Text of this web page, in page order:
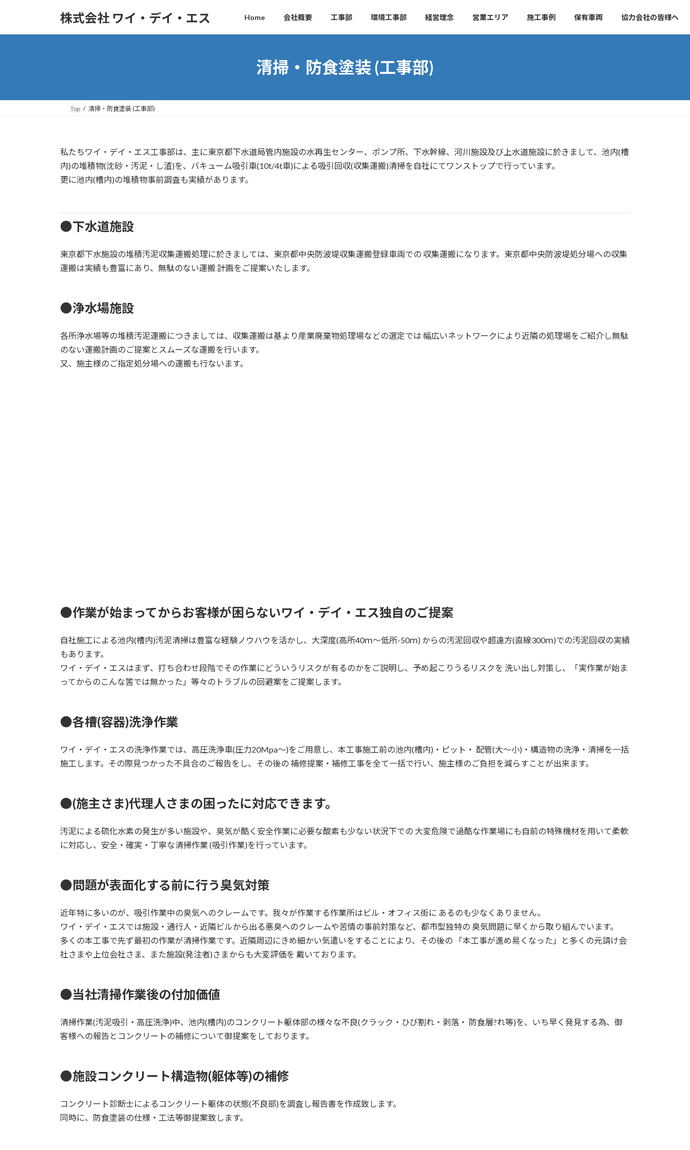
株式会社 ワイ・デイ・エス Home 会社概要 工事部 環境工事部 経営理念 営業エリア 施工事例 保有車両 協力会社の皆様へ
清掃・防食塗装 (工事部)
Top 清掃・防食塗装 (工事部)
私たちワイ・デイ・エス工事部は、主に東京都下水道局管内施設の水再生センター、ポンプ所、下水幹線、河川施設及び上水道施設に於きまして、池内(槽
内)の堆積物(沈砂・汚泥・し渣)を、バキューム吸引車(10t/4t車)による吸引回収(収集運搬)清掃を自社にてワンストップで行っています。
更に池内(槽内)の堆積物事前調査も実績があります。
●下水道施設
東京都下水施設の堆積汚泥収集運搬処理に於きましては、東京都中央防波堤収集運搬登録車両での 収集運搬になります。東京都中央防波堤処分場への収集
運搬は実績も豊富にあり、無駄のない運搬 計画をご提案いたします。
●浄水場施設
各所浄水場等の堆積汚泥運搬につきましては、収集運搬は基より産業廃棄物処理場などの選定では 幅広いネットワークにより近隣の処理場をご紹介し無駄
のない運搬計画のご提案とスムーズな運搬を行います。
又、施主様のご指定処分場への運搬も行ないます。
●作業が始まってからお客様が困らないワイ・デイ・エス独自のご提案
自社施工による池内(槽内)汚泥清掃は豊富な経験ノウハウを活かし、大深度(高所40ｍ～低所-50ｍ) からの汚泥回収や超遠方(直線300ｍ)での汚泥回収の実績
もあります。
ワイ・デイ・エスはまず、打ち合わせ段階でその作業にどういうリスクが有るのかをご説明し、予め起こりうるリスクを 洗い出し対策し、「実作業が始ま
ってからのこんな筈では無かった」等々のトラブルの回避案をご提案します。
●各槽(容器)洗浄作業
ワイ・デイ・エスの洗浄作業では、高圧洗浄車(圧力20Mpa～)をご用意し、本工事施工前の池内(槽内)・ピット・ 配管(大～小)・構造物の洗浄・清掃を一括
施工します。その際見つかった不具合のご報告をし、その後の 補修提案・補修工事を全て一括で行い、施主様のご負担を減らすことが出来ます。
●(施主さま)代理人さまの困ったに対応できます。
汚泥による硫化水素の発生が多い施設や、臭気が酷く安全作業に必要な酸素も少ない状況下での 大変危険で過酷な作業場にも自前の特殊機材を用いて柔軟
に対応し、安全・確実・丁寧な清掃作業 (吸引作業)を行っています。
●問題が表面化する前に行う臭気対策
近年特に多いのが、吸引作業中の臭気へのクレームです。我々が作業する作業所はビル・オフィス街に あるのも少なくありません。
ワイ・デイ・エスでは施設・通行人・近隣ビルから出る悪臭へのクレームや苦情の事前対策など、都市型独特の 臭気問題に早くから取り組んでいます。
多くの本工事で先ず最初の作業が清掃作業です。近隣周辺にきめ細かい気遣いをすることにより、その後の 「本工事が進め易くなった」と多くの元請け会
社さまや上位会社さま、また施設(発注者)さまからも大変評価を 戴いております。
●当社清掃作業後の付加価値
清掃作業(汚泥吸引・高圧洗浄)中、池内(槽内)のコンクリート躯体部の様々な不良(クラック・ひび割れ・剥落・ 防食層?れ等)を、いち早く発見する為、御
客様への報告とコンクリートの補修について御提案をしております。
●施設コンクリート構造物(躯体等)の補修
コンクリート診断士によるコンクリート躯体の状態(不良部)を調査し報告書を作成致します。
同時に、防食塗装の仕様・工法等御提案致します。